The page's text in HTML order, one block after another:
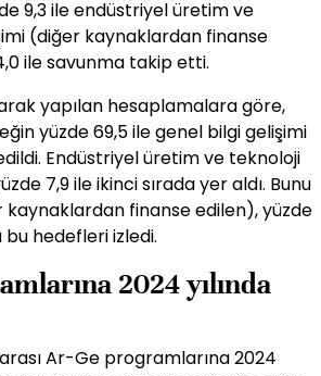
9,3 ile endüstriyel üretim ve
(diğer kaynaklardan finanse
ile savunma takip etti.
yapılan hesaplamalara göre,
yüzde 69,5 ile genel bilgi gelişimi
Endüstriyel üretim ve teknoloji
7,9 ile ikinci sırada yer aldı. Bunu
kaynaklardan finanse edilen), yüzde
bu hedefleri izledi.
2024 yılında
Ar-Ge programlarına 2024